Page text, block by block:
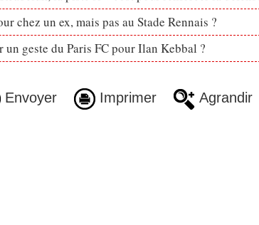
chez un ex, mais pas au Stade Rennais ?
geste du Paris FC pour Ilan Kebbal ?
Envoyer Imprimer Agrandir